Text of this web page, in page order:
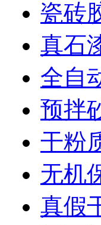
瓷砖
真石
全自
预拌
干粉
无机
真假